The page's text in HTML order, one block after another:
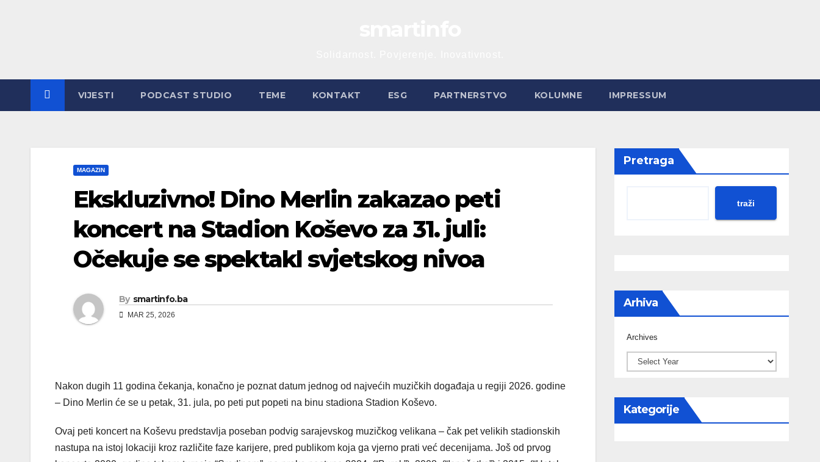
VIJESTI PODCAST STUDIO TEME KONTAKT ESG PARTNERSTVO KOLUMNE IMPRESSUM
MAGAZIN
Ekskluzivno! Dino Merlin zakazao peti
koncert na Stadion Koševo za 31. juli:
Očekuje se spektakl svjetskog nivoa
By smartinfo.ba
MAR 25, 2026
Nakon dugih 11 godina čekanja, konačno je poznat datum jednog od najvećih muzičkih događaja u regiji 2026. godine
– Dino Merlin će se u petak, 31. jula, po peti put popeti na binu stadiona Stadion Koševo.
Ovaj peti koncert na Koševu predstavlja poseban podvig sarajevskog muzičkog velikana – čak pet velikih stadionskih
nastupa na istoj lokaciji kroz različite faze karijere, pred publikom koja ga vjerno prati već decenijama. Još od prvog
Pretraga
traži
Arhiva
Archives
Kategorije